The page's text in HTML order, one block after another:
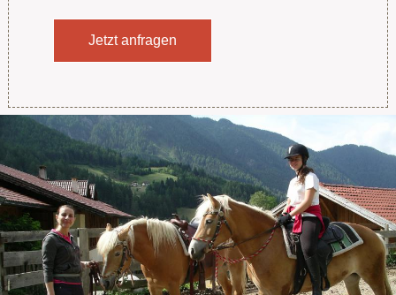
Jetzt anfragen